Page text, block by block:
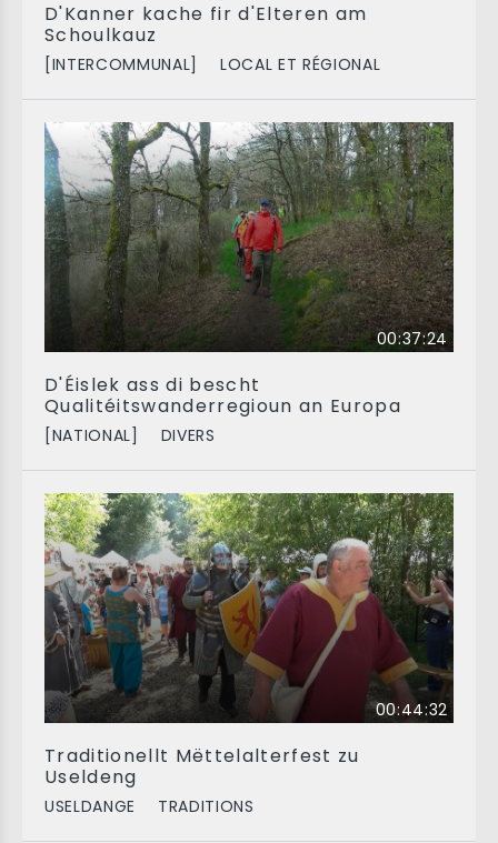
D'Kanner kache fir d'Elteren am
Schoulkauz
[INTERCOMMUNAL] LOCAL ET RÉGIONAL
00:37:24
D'Éislek ass di bescht
Qualitéitswanderregioun an Europa
[NATIONAL] DIVERS
00:44:32
Traditionellt Mëttelalterfest zu
Useldeng
USELDANGE TRADITIONS